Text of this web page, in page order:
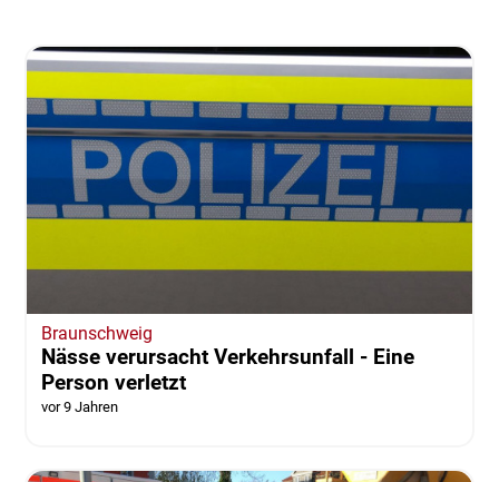
Braunschweig
Nässe verursacht Verkehrsunfall - Eine
Person verletzt
vor 9 Jahren